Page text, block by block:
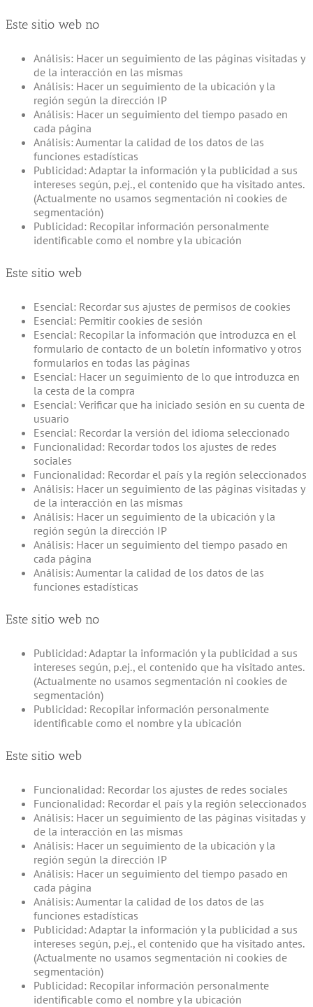
Este sitio web no
Análisis: Hacer un seguimiento de las páginas visitadas y
de la interacción en las mismas
Análisis: Hacer un seguimiento de la ubicación y la
región según la dirección IP
Análisis: Hacer un seguimiento del tiempo pasado en
cada página
Análisis: Aumentar la calidad de los datos de las
funciones estadísticas
Publicidad: Adaptar la información y la publicidad a sus
intereses según, p.ej., el contenido que ha visitado antes.
(Actualmente no usamos segmentación ni cookies de
segmentación)
Publicidad: Recopilar información personalmente
identificable como el nombre y la ubicación
Este sitio web
Esencial: Recordar sus ajustes de permisos de cookies
Esencial: Permitir cookies de sesión
Esencial: Recopilar la información que introduzca en el
formulario de contacto de un boletín informativo y otros
formularios en todas las páginas
Esencial: Hacer un seguimiento de lo que introduzca en
la cesta de la compra
Esencial: Verificar que ha iniciado sesión en su cuenta de
usuario
Esencial: Recordar la versión del idioma seleccionado
Funcionalidad: Recordar todos los ajustes de redes
sociales
Funcionalidad: Recordar el país y la región seleccionados
Análisis: Hacer un seguimiento de las páginas visitadas y
de la interacción en las mismas
Análisis: Hacer un seguimiento de la ubicación y la
región según la dirección IP
Análisis: Hacer un seguimiento del tiempo pasado en
cada página
Análisis: Aumentar la calidad de los datos de las
funciones estadísticas
Este sitio web no
Publicidad: Adaptar la información y la publicidad a sus
intereses según, p.ej., el contenido que ha visitado antes.
(Actualmente no usamos segmentación ni cookies de
segmentación)
Publicidad: Recopilar información personalmente
identificable como el nombre y la ubicación
Este sitio web
Funcionalidad: Recordar los ajustes de redes sociales
Funcionalidad: Recordar el país y la región seleccionados
Análisis: Hacer un seguimiento de las páginas visitadas y
de la interacción en las mismas
Análisis: Hacer un seguimiento de la ubicación y la
región según la dirección IP
Análisis: Hacer un seguimiento del tiempo pasado en
cada página
Análisis: Aumentar la calidad de los datos de las
funciones estadísticas
Publicidad: Adaptar la información y la publicidad a sus
intereses según, p.ej., el contenido que ha visitado antes.
(Actualmente no usamos segmentación ni cookies de
segmentación)
Publicidad: Recopilar información personalmente
identificable como el nombre y la ubicación